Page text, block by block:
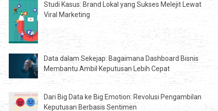
Studi Kasus: Brand Lokal yang Sukses Melejit Lewat
Viral Marketing
Data dalam Sekejap: Bagaimana Dashboard Bisnis
Membantu Ambil Keputusan Lebih Cepat
Dari Big Data ke Big Emotion: Revolusi Pengambilan
Keputusan Berbasis Sentimen